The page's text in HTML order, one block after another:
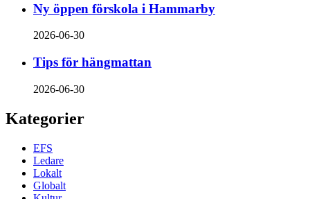
Ny öppen förskola i Hammarby
2026-06-30
Tips för hängmattan
2026-06-30
Kategorier
EFS
Ledare
Lokalt
Globalt